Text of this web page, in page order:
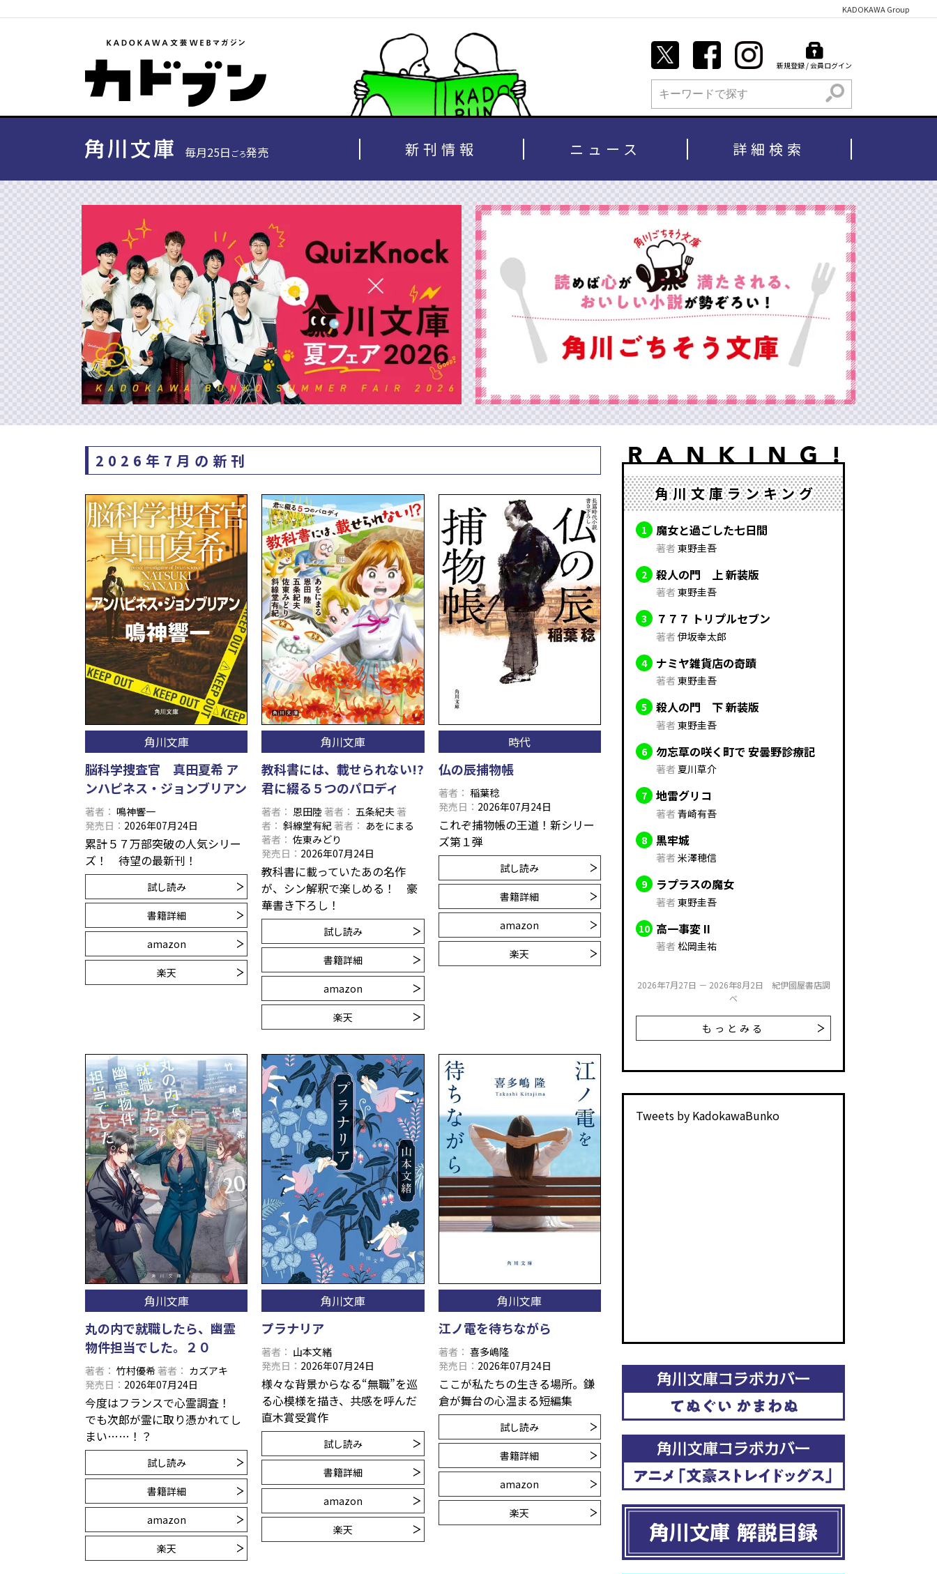
KADOKAWA Group
新規登録 / 会員ログイン
検索
毎月25日 ごろ発売 新刊情報 ニュース 詳細検索
2026年7月の新刊
角川文庫
脳科学捜査官 真田夏希 ア
ンハピネス・ジョンブリアン
著者
鳴神響一
発売日
2026年07月24日
累計５７万部突破の人気シリー
ズ！ 待望の最新刊！
試し読み
書籍詳細
amazon
楽天
角川文庫
教科書には、載せられない!?
君に綴る５つのパロディ
著者 恩田陸著者 五条紀夫著
者
斜線堂有紀著者
あをにまる
著者
佐東みどり
発売日
2026年07月24日
教科書に載っていたあの名作
が、シン解釈で楽しめる！ 豪
華書き下ろし！
試し読み
書籍詳細
amazon
楽天
時代
仏の辰捕物帳
著者
稲葉稔
発売日
2026年07月24日
これぞ捕物帳の王道！新シリー
ズ第１弾
試し読み
書籍詳細
amazon
楽天
角川文庫
丸の内で就職したら、幽霊
物件担当でした。２０
著者 竹村優希著者
カズアキ
発売日
2026年07月24日
今度はフランスで心霊調査！
でも次郎が霊に取り憑かれてし
まい……！？
試し読み
書籍詳細
amazon
楽天
角川文庫
プラナリア
著者
山本文緒
発売日
2026年07月24日
様々な背景からなる“無職”を巡
る心模様を描き、共感を呼んだ
直木賞受賞作
試し読み
書籍詳細
amazon
楽天
角川文庫
江ノ電を待ちながら
著者
喜多嶋隆
発売日
2026年07月24日
ここが私たちの生きる場所。鎌
倉が舞台の心温まる短編集
試し読み
書籍詳細
amazon
楽天
角川文庫ランキング
1 魔女と過ごした七日間
著者 東野圭吾
2
殺人の門 上 新装版
著者 東野圭吾
3
７７７ トリプルセブン
著者 伊坂幸太郎
4
ナミヤ雑貨店の奇蹟
著者 東野圭吾
5
殺人の門 下 新装版
著者 東野圭吾
6
勿忘草の咲く町で 安曇野診療記
著者 夏川草介
7
地雷グリコ
著者 青崎有吾
8
黒牢城
著者 米澤穂信
9
ラプラスの魔女
著者 東野圭吾
10 高一事変 II
著者 松岡圭祐
2026年7月27日 － 2026年8月2日 紀伊國屋書店調
べ
もっとみる
Tweets by KadokawaBunko